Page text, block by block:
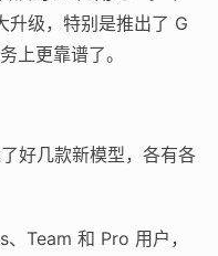
级，特别是推出了 G
上更靠谱了。
好几款新模型，各有各
Team 和 Pro 用户，